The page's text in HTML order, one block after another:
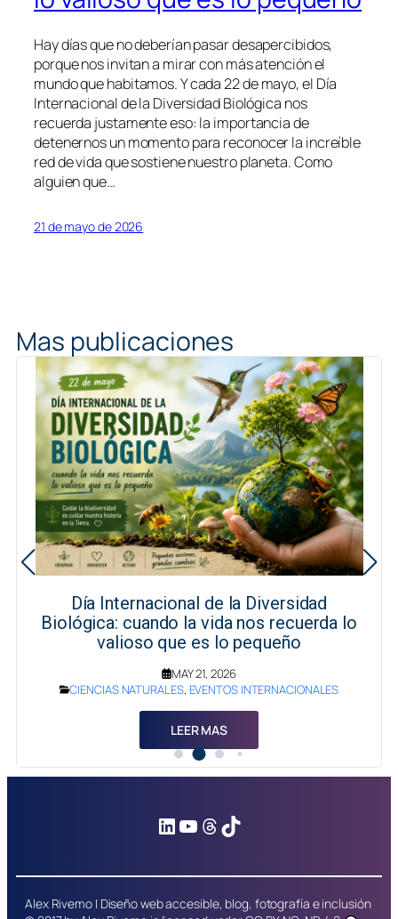
Hay días que no deberían pasar desapercibidos,
porque nos invitan a mirar con más atención el
mundo que habitamos. Y cada 22 de mayo, el Día
Internacional de la Diversidad Biológica nos
recuerda justamente eso: la importancia de
detenernos un momento para reconocer la increíble
red de vida que sostiene nuestro planeta. Como
alguien que…
21 de mayo de 2026
Mas publicaciones
Día Internacional de la Diversidad
Biológica: cuando la vida nos recuerda lo
valioso que es lo pequeño
MAY 21, 2026
CIENCIAS NATURALES, EVENTOS INTERNACIONALES
LEER MAS
LinkedIn
YouTube
Threads
TikTok
Alex Rivemo | Diseño web accesible, blog, fotografía e inclusión